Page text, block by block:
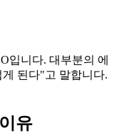
입니다. 대부분의 에
된다"고 말합니다.
유